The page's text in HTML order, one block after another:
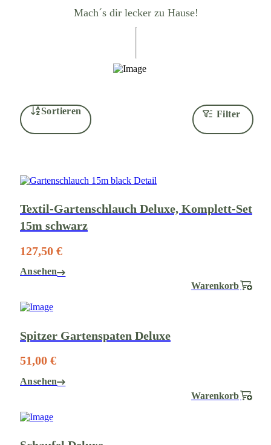
Mach´s dir lecker zu Hause!
Sortieren Filter
Textil-Gartenschlauch Deluxe, Komplett-Set
15m schwarz
127,50 €
Ansehen
Warenkorb
Spitzer Gartenspaten Deluxe
51,00 €
Ansehen
Warenkorb